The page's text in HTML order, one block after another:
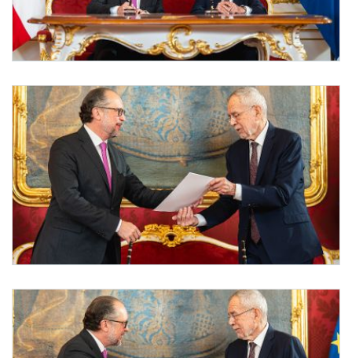
Angelobung Bundeskanzler Schallenberg
Am 10. Jänner 2025 wurde Bundeskanzler Alexander Schallenberg (l.) von
Angelobung Bundeskanzler Schallenberg
Am 10. Jänner 2025 wurde Bundeskanzler Alexander Schallenberg (l.) von